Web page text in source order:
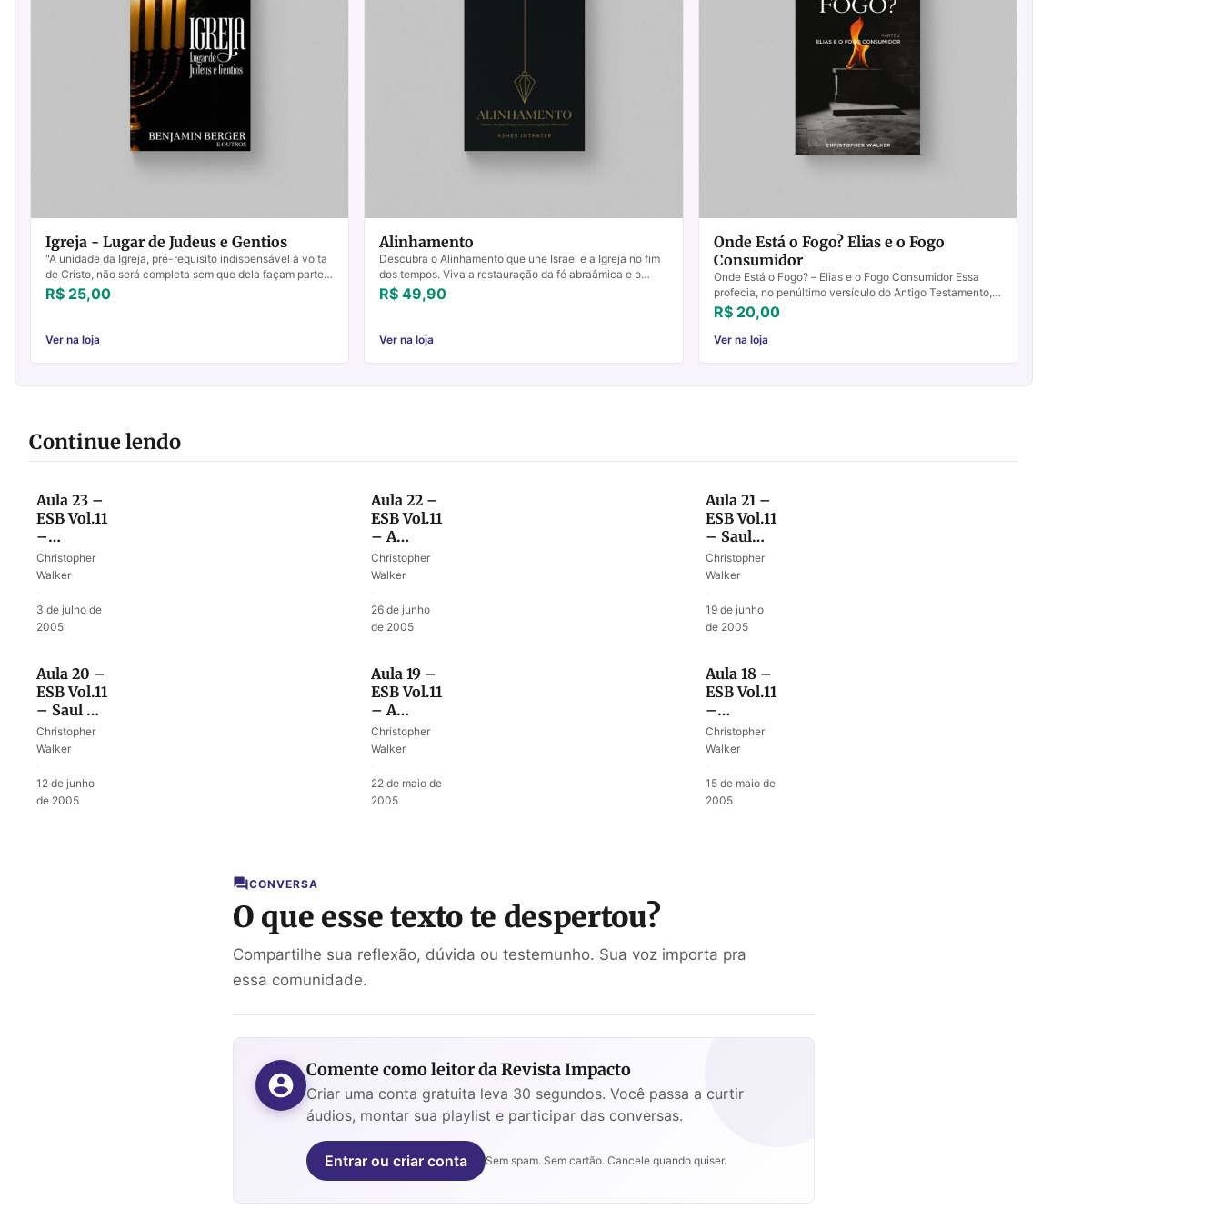
Igreja - Lugar de Judeus e Gentios
"A unidade da Igreja, pré-requisito indispensável à volta
de Cristo, não será completa sem que dela façam parte
os cristãos gentios e os judeus messiânicos" ...
R$ 25,00
Ver na loja
Alinhamento
Descubra o Alinhamento que une Israel e a Igreja no fim
dos tempos. Viva a restauração da fé abraâmica e o
avivamento profético.
R$ 49,90
Ver na loja
Onde Está o Fogo? Elias e o Fogo
Consumidor
Onde Está o Fogo? – Elias e o Fogo Consumidor Essa
profecia, no penúltimo versículo do Antigo Testamento, é
bem conhecida. Bem menos conhecida, entretanto, é...
R$ 20,00
Ver na loja
Continue lendo
Aula 23 –
ESB Vol.11
–
Lidando
com
Christopher
Walker
3 de julho de
2005
Aula 22 –
ESB Vol.11
– A
justiça de
Deus em
descendentes
Christopher
Walker
26 de junho
de 2005
Aula 21 –
ESB Vol.11
– Saul
mata os
sacerdotes
Christopher
Walker
19 de junho
de 2005
Aula 20 –
ESB Vol.11
– Saul –
um líder
sem
Christopher
Walker
12 de junho
de 2005
Aula 19 –
ESB Vol.11
– A
caverna
de Adulão
Christopher
Walker
22 de maio de
2005
Aula 18 –
ESB Vol.11
–
Aprendendo
a
se em
Deus
Christopher
Walker
15 de maio de
2005
CONVERSA
O que esse texto te despertou?
Compartilhe sua reflexão, dúvida ou testemunho. Sua voz importa pra
essa comunidade.
Comente como leitor da Revista Impacto
Criar uma conta gratuita leva 30 segundos. Você passa a curtir
áudios, montar sua playlist e participar das conversas.
Entrar ou criar conta Sem spam. Sem cartão. Cancele quando quiser.